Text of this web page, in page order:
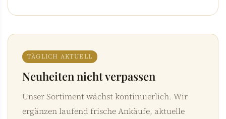
TÄGLICH AKTUELL
Neuheiten nicht verpassen
Unser Sortiment wächst kontinuierlich. Wir
ergänzen laufend frische Ankäufe, aktuelle